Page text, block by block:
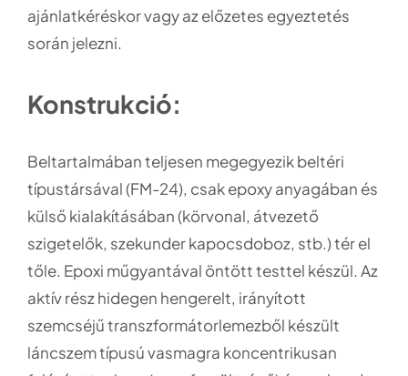
ajánlatkéréskor vagy az előzetes egyeztetés
során jelezni.
Konstrukció:
Beltartalmában teljesen megegyezik beltéri
típustársával (FM-24), csak epoxy anyagában és
külső kialakításában (körvonal, átvezető
szigetelők, szekunder kapocsdoboz, stb.) tér el
tőle. Epoxi műgyantával öntött testtel készül. Az
aktív rész hidegen hengerelt, irányított
szemcséjű transzformátorlemezből készült
láncszem típusú vasmagra koncentrikusan